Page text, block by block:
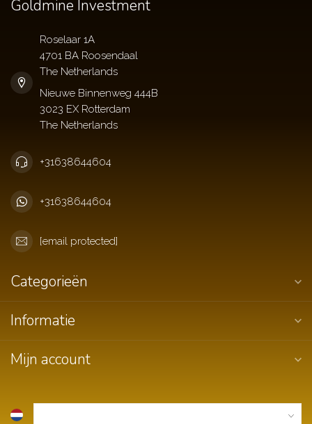
Goldmine Investment
Roselaar 1A
4701 BA Roosendaal
The Netherlands
+31638644604
+31638644604
[email protected]
Categorieën
Informatie
Mijn account